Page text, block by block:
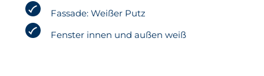
Fassade: Weißer Putz
Fenster innen und außen weiß